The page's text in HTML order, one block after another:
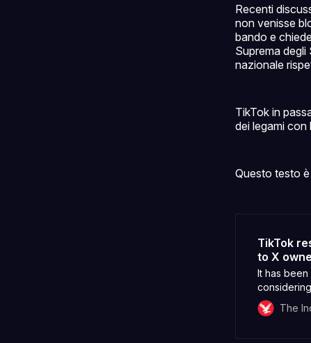
Recenti
non venisse
bando e
Suprema
nazionale
TikTok in
dei legami con
Questo testo
TikTok
to X
It has
if it cannot
The